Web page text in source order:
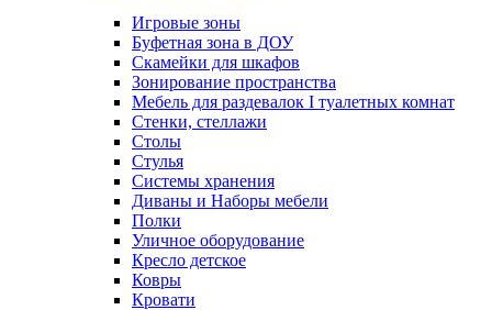
Игровые зоны
Буфетная зона в ДОУ
Скамейки для шкафов
Зонирование пространства
Мебель для раздевалок I туалетных комнат
Стенки, стеллажи
Столы
Стулья
Системы хранения
Диваны и Наборы мебели
Полки
Уличное оборудование
Кресло детское
Ковры
Кровати